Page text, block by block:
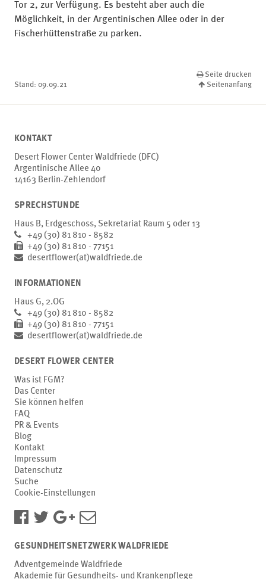
Tor 2, zur Verfügung. Es besteht aber auch die
Möglichkeit, in der Argentinischen Allee oder in der
Fischerhüttenstraße zu parken.
Stand: 09.09.21
Seite drucken
Seitenanfang
KONTAKT
Desert Flower Center Waldfriede (DFC)
Argentinische Allee 40
14163 Berlin-Zehlendorf
SPRECHSTUNDE
Haus B, Erdgeschoss, Sekretariat Raum 5 oder 13
+49 (30) 81 810 - 8582
+49 (30) 81 810 - 77151
desertflower(at)waldfriede.de
INFORMATIONEN
Haus G, 2.OG
+49 (30) 81 810 - 8582
+49 (30) 81 810 - 77151
desertflower(at)waldfriede.de
DESERT FLOWER CENTER
Was ist FGM?
Das Center
Sie können helfen
FAQ
PR & Events
Blog
Kontakt
Impressum
Datenschutz
Suche
Cookie-Einstellungen
GESUNDHEITSNETZWERK WALDFRIEDE
Adventgemeinde Waldfriede
Akademie für Gesundheits- und Krankenpflege